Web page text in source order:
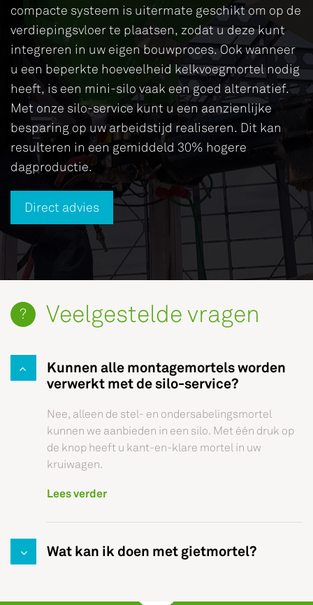
compacte systeem is uitermate geschikt om op de
verdiepingsvloer te plaatsen, zodat u deze kunt
integreren in uw eigen bouwproces. Ook wanneer
u een beperkte hoeveelheid kelkvoegmortel nodig
heeft, is een mini-silo vaak een goed alternatief.
Met onze silo-service kunt u een aanzienlijke
besparing op uw arbeidstijd realiseren. Dit kan
resulteren in een gemiddeld 30% hogere
dagproductie.
Direct advies
Veelgestelde vragen
Kunnen alle montagemortels worden
verwerkt met de silo-service?
Nee, alleen de stel- en ondersabelingsmortel
kunnen we aanbieden in een silo. Met één druk op
de knop heeft u kant-en-klare mortel in uw
kruiwagen.
Lees verder
Wat kan ik doen met gietmortel?